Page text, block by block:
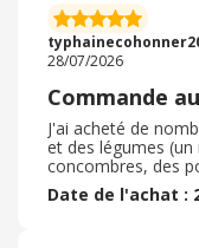
28/07/2026
Commande
J'ai acheté de
et des légumes
concombres, des
alimentsont été
six chipolatas
Date de l'achat :